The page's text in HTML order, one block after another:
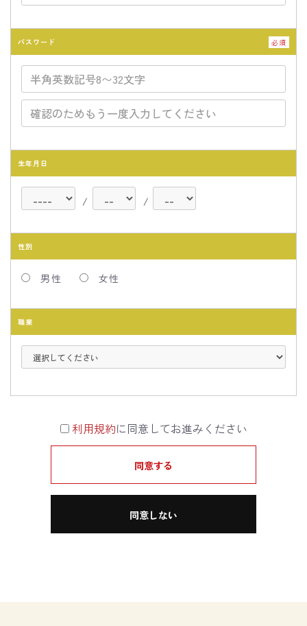
パスワード 必須
生年月日
/ /
性別
男性 女性
職業
利用規約に同意してお進みください
同意する
同意しない